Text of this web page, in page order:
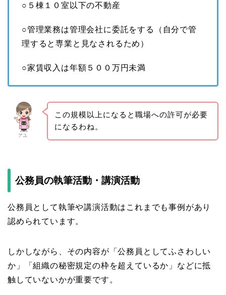
○５棟１０室以下の不動産
○管理業務は管理会社に委託をする（自分で管
理すると専業と見なされるため）
○家賃収入は年額５００万円未満
アユ
この規模以上になると職場への許可が必要
になるわね。
公務員の執筆活動・講演活動
公務員として執筆や講演活動はこれまでも事例があり
認められています。
しかしながら、その内容が「公務員としてふさわしい
か」「組織の秘密規定の枠を超えているか」などに抵
触していないかが重要です。